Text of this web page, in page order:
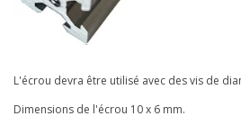
L'écrou devra être utilisé avec des vis de
Dimensions de l'écrou 10 x 6 mm.